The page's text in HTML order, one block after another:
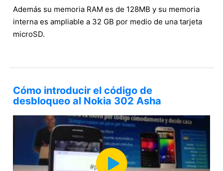
Además su memoria RAM es de 128MB y su memoria
interna es ampliable a 32 GB por medio de una tarjeta
microSD.
Cómo introducir el código de
desbloqueo al Nokia 302 Asha